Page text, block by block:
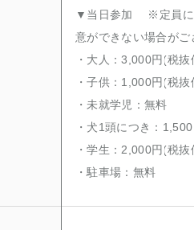
▼当日参加 ※定員に
意ができない場合がご
・大人：3,000円(税
・子供：1,000円(税
・未就学児：無料
・犬1頭につき：
・学生：2,000円(税
・駐車場：無料